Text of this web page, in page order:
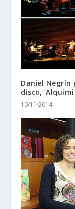
Daniel Negrín
disco,
10/11/2014